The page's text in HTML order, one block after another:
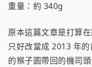
重量：約 340g
原本這篇文章是打算
只好改當成 2013 年
的猴子園帶回的機司